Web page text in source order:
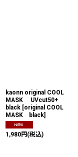
kaonn original COOL
MASK UVcut50+
black [original COOL
MASK black]
1,980円 (税込)